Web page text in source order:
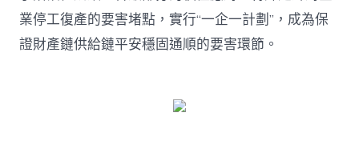
業停工復產的要害堵點，實行“一企一計劃”，成為保
證財產鏈供給鏈平安穩固通順的要害環節。